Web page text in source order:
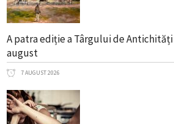
A patra ediție a Târgului de Antichități
august
7 AUGUST 2026